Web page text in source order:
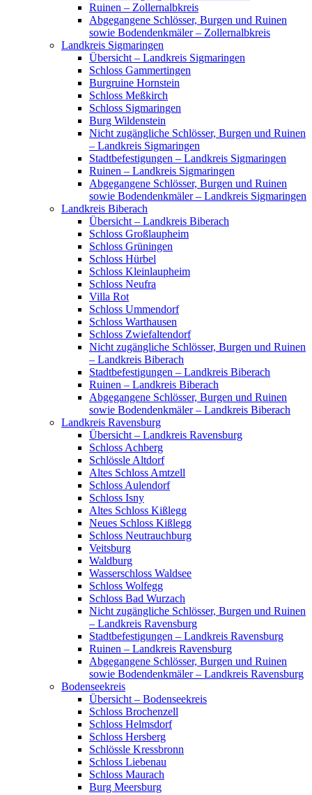
Ruinen – Zollernalbkreis
Abgegangene Schlösser, Burgen und Ruinen
sowie Bodendenkmäler – Zollernalbkreis
Landkreis Sigmaringen
Übersicht – Landkreis Sigmaringen
Schloss Gammertingen
Burgruine Hornstein
Schloss Meßkirch
Schloss Sigmaringen
Burg Wildenstein
Nicht zugängliche Schlösser, Burgen und Ruinen
– Landkreis Sigmaringen
Stadtbefestigungen – Landkreis Sigmaringen
Ruinen – Landkreis Sigmaringen
Abgegangene Schlösser, Burgen und Ruinen
sowie Bodendenkmäler – Landkreis Sigmaringen
Landkreis Biberach
Übersicht – Landkreis Biberach
Schloss Großlaupheim
Schloss Grüningen
Schloss Hürbel
Schloss Kleinlaupheim
Schloss Neufra
Villa Rot
Schloss Ummendorf
Schloss Warthausen
Schloss Zwiefaltendorf
Nicht zugängliche Schlösser, Burgen und Ruinen
– Landkreis Biberach
Stadtbefestigungen – Landkreis Biberach
Ruinen – Landkreis Biberach
Abgegangene Schlösser, Burgen und Ruinen
sowie Bodendenkmäler – Landkreis Biberach
Landkreis Ravensburg
Übersicht – Landkreis Ravensburg
Schloss Achberg
Schlössle Altdorf
Altes Schloss Amtzell
Schloss Aulendorf
Schloss Isny
Altes Schloss Kißlegg
Neues Schloss Kißlegg
Schloss Neutrauchburg
Veitsburg
Waldburg
Wasserschloss Waldsee
Schloss Wolfegg
Schloss Bad Wurzach
Nicht zugängliche Schlösser, Burgen und Ruinen
– Landkreis Ravensburg
Stadtbefestigungen – Landkreis Ravensburg
Ruinen – Landkreis Ravensburg
Abgegangene Schlösser, Burgen und Ruinen
sowie Bodendenkmäler – Landkreis Ravensburg
Bodenseekreis
Übersicht – Bodenseekreis
Schloss Brochenzell
Schloss Helmsdorf
Schloss Hersberg
Schlössle Kressbronn
Schloss Liebenau
Schloss Maurach
Burg Meersburg